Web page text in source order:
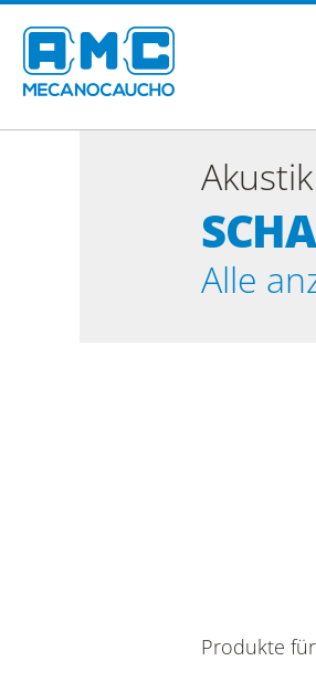
Alle
Produkte